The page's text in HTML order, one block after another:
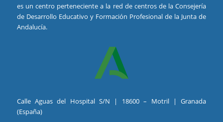
es un centro perteneciente a la red de centros de la Consejería
de Desarrollo Educativo y Formación Profesional de la Junta de
Andalucía.
Calle Aguas del Hospital S/N | 18600 – Motril | Granada
(España)